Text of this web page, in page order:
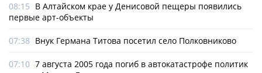
08:15 В Алтайском крае у Денисовой пещеры появились
первые арт-объекты
07:38 Внук Германа Титова посетил село Полковниково
07:10 7 августа 2005 года погиб в автокатастрофе политик